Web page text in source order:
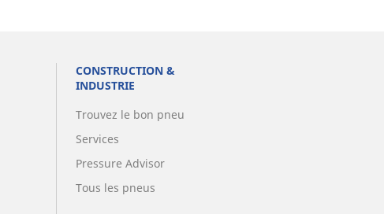
CONSTRUCTION &
INDUSTRIE
Trouvez le bon pneu
Services
Pressure Advisor
Tous les pneus